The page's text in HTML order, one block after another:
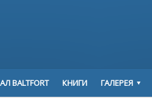
BALTFORT КНИГИ ГАЛЕРЕЯ